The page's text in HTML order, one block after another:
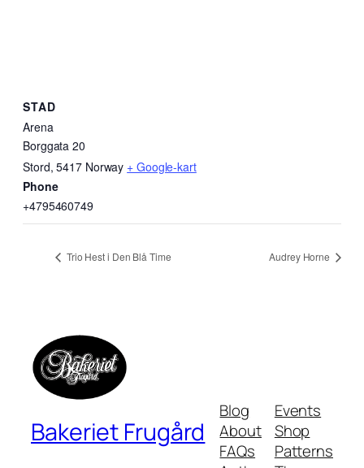
STAD
Arena
Borggata 20
Stord, 5417 Norway + Google-kart
Phone
+4795460749
Trio Hest i Den Blå Time Audrey Horne
Bakeriet Frugård
Blog
About
FAQs
Events
Shop
Patterns